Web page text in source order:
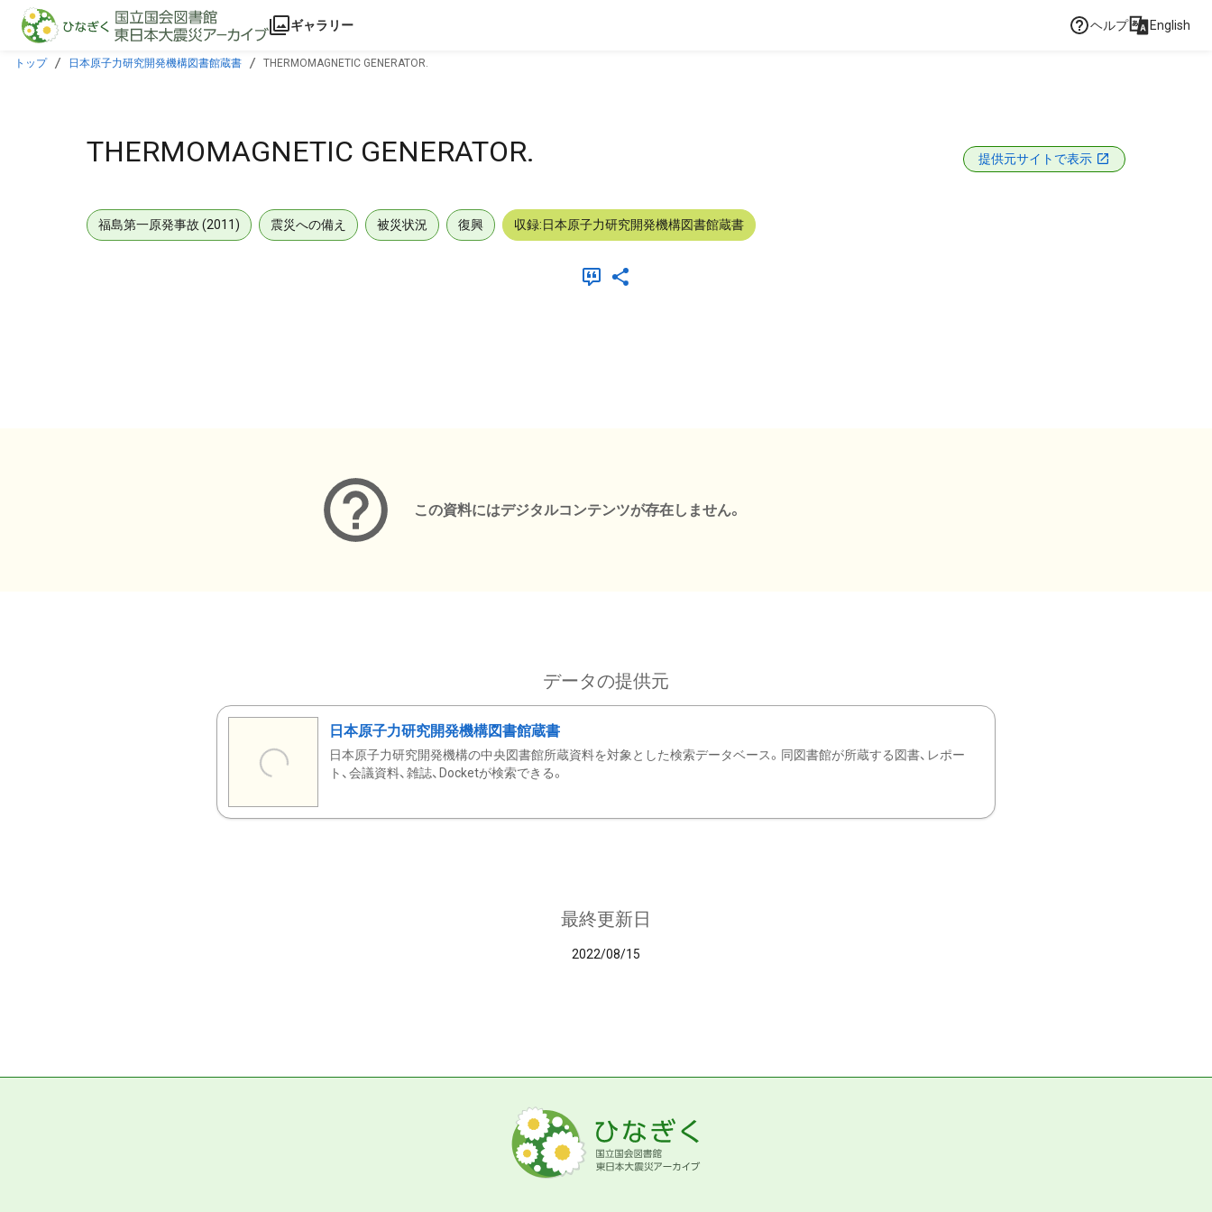
本文に飛ぶ
ギャラリー ヘルプ English
トップ 日本原子力研究開発機構図書館蔵書 THERMOMAGNETIC GENERATOR.
THERMOMAGNETIC GENERATOR. 提供元サイトで表示
福島第一原発事故 (2011) 震災への備え 被災状況 復興 収録:日本原子力研究開発機構図書館蔵書
この資料にはデジタルコンテンツが存在しません。
データの提供元
日本原子力研究開発機構図書館蔵書
日本原子力研究開発機構の中央図書館所蔵資料を対象とした検索データベース。同図書館が所蔵する図書、レポー
ト、会議資料、雑誌、Docketが検索できる。
最終更新日
2022/08/15